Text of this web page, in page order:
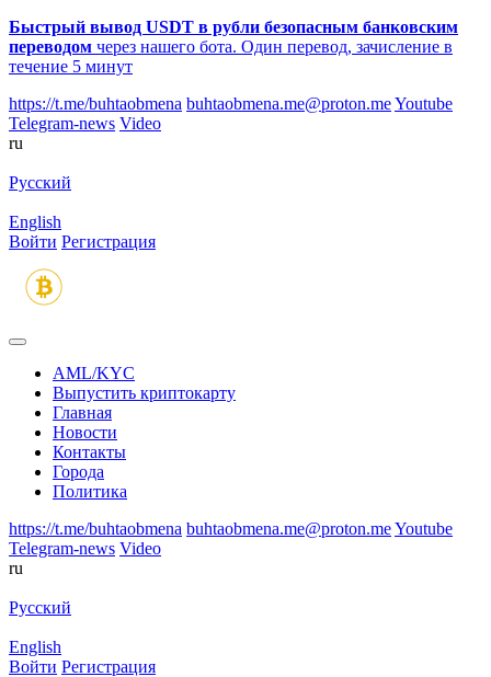
Быстрый вывод USDT в рубли безопасным банковским
переводом через нашего бота. Один перевод, зачисление в
течение 5 минут
https://t.me/buhtaobmena buhtaobmena.me@proton.meYoutube
Telegram-news Video
ru
Русский
English
Войти Регистрация
AML/KYC
Выпустить криптокарту
Главная
Новости
Контакты
Города
Политика
https://t.me/buhtaobmena buhtaobmena.me@proton.meYoutube
Telegram-news Video
ru
Русский
English
Войти Регистрация